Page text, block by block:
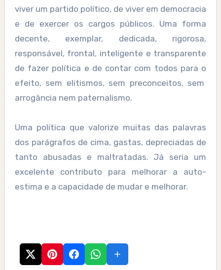
viver um partido político, de viver em democracia
e de exercer os cargos públicos. Uma forma
decente, exemplar, dedicada, rigorosa,
responsável, frontal, inteligente e transparente
de fazer política e de contar com todos para o
efeito, sem elitismos, sem preconceitos, sem
arrogância nem paternalismo.
Uma política que valorize muitas das palavras
dos parágrafos de cima, gastas, depreciadas de
tanto abusadas e maltratadas. Já seria um
excelente contributo para melhorar a auto-
estima e a capacidade de mudar e melhorar.